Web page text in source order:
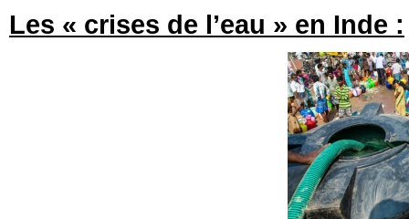
Les « crises de l’eau » en Inde :